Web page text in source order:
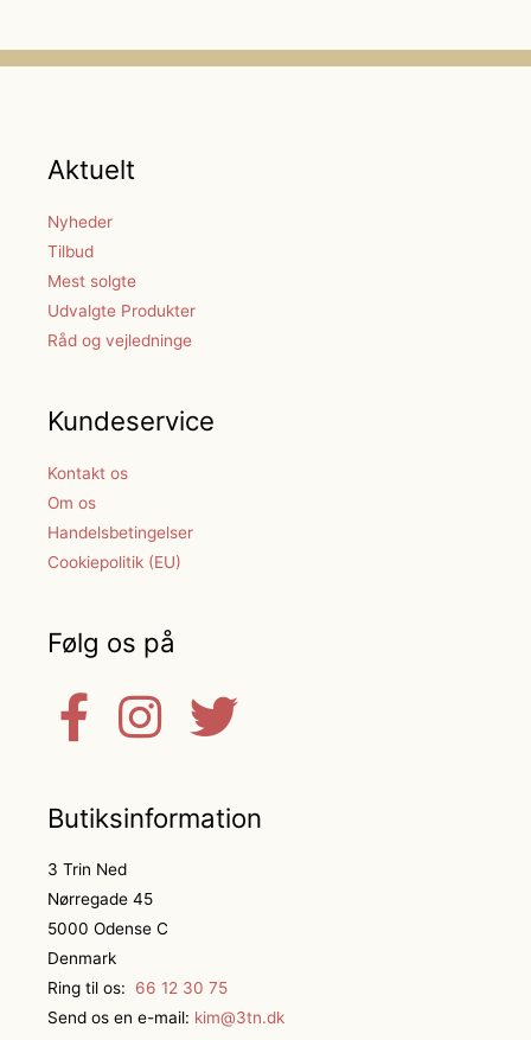
Aktuelt
Nyheder
Tilbud
Mest solgte
Udvalgte Produkter
Råd og vejledninge
Kundeservice
Kontakt os
Om os
Handelsbetingelser
Cookiepolitik (EU)
Følg os på
Butiksinformation
3 Trin Ned
Nørregade 45
5000 Odense C
Denmark
Ring til os:
66 12 30 75
Send os en e-mail: kim@3tn.dk